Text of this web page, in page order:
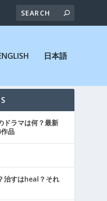
日本語
ドラマは何？最新
品
治すはheal？それ